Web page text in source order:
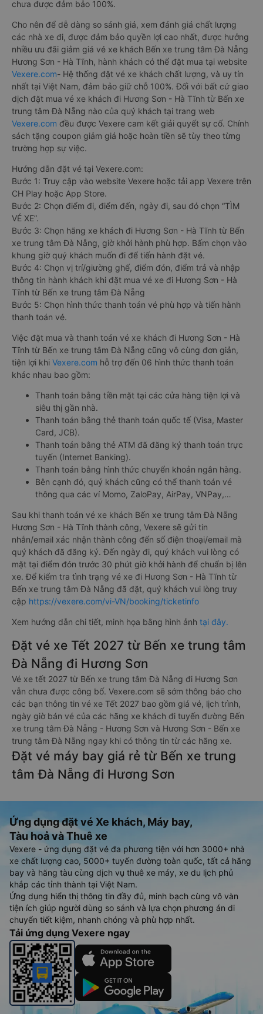
chưa được đảm bảo 100%.
Cho nên để dễ dàng so sánh giá, xem đánh giá chất lượng
các nhà xe đi, được đảm bảo quyền lợi cao nhất, được hưởng
nhiều ưu đãi giảm giá vé xe khách Bến xe trung tâm Đà Nẵng
Hương Sơn - Hà Tĩnh, hành khách có thể đặt mua tại website
Vexere.com- Hệ thống đặt vé xe khách chất lượng, và uy tín
nhất tại Việt Nam, đảm bảo giữ chỗ 100%. Đối với bất cứ giao
dịch đặt mua vé xe khách đi Hương Sơn - Hà Tĩnh từ Bến xe
trung tâm Đà Nẵng nào của quý khách tại trang web
Vexere.com đều được Vexere cam kết giải quyết sự cố. Chính
sách tặng coupon giảm giá hoặc hoàn tiền sẽ tùy theo từng
trường hợp sự việc.
Hướng dẫn đặt vé tại Vexere.com:
Bước 1: Truy cập vào website Vexere hoặc tải app Vexere trên
CH Play hoặc App Store.
Bước 2: Chọn điểm đi, điểm đến, ngày đi, sau đó chọn “TÌM
VÉ XE”.
Bước 3: Chọn hãng xe khách đi Hương Sơn - Hà Tĩnh từ Bến
xe trung tâm Đà Nẵng, giờ khởi hành phù hợp. Bấm chọn vào
khung giờ quý khách muốn đi để tiến hành đặt vé.
Bước 4: Chọn vị trí/giường ghế, điểm đón, điểm trả và nhập
thông tin hành khách khi đặt mua vé xe đi Hương Sơn - Hà
Tĩnh từ Bến xe trung tâm Đà Nẵng
Bước 5: Chọn hình thức thanh toán vé phù hợp và tiến hành
thanh toán vé.
Việc đặt mua và thanh toán vé xe khách đi Hương Sơn - Hà
Tĩnh từ Bến xe trung tâm Đà Nẵng cũng vô cùng đơn giản,
tiện lợi khi Vexere.com hỗ trợ đến 06 hình thức thanh toán
khác nhau bao gồm:
Thanh toán bằng tiền mặt tại các cửa hàng tiện lợi và
siêu thị gần nhà.
Thanh toán bằng thẻ thanh toán quốc tế (Visa, Master
Card, JCB).
Thanh toán bằng thẻ ATM đã đăng ký thanh toán trực
tuyến (Internet Banking).
Thanh toán bằng hình thức chuyển khoản ngân hàng.
Bên cạnh đó, quý khách cũng có thể thanh toán vé
thông qua các ví Momo, ZaloPay, AirPay, VNPay,…
Sau khi thanh toán vé xe khách Bến xe trung tâm Đà Nẵng
Hương Sơn - Hà Tĩnh thành công, Vexere sẽ gửi tin
nhắn/email xác nhận thành công đến số điện thoại/email mà
quý khách đã đăng ký. Đến ngày đi, quý khách vui lòng có
mặt tại điểm đón trước 30 phút giờ khởi hành để chuẩn bị lên
xe. Để kiểm tra tình trạng vé xe đi Hương Sơn - Hà Tĩnh từ
Bến xe trung tâm Đà Nẵng đã đặt, quý khách vui lòng truy
cập https://vexere.com/vi-VN/booking/ticketinfo
Xem hướng dẫn chi tiết, minh họa bằng hình ảnh tại đây.
Đặt vé xe Tết 2027 từ Bến xe trung tâm
Đà Nẵng đi Hương Sơn
Vé xe tết 2027 từ Bến xe trung tâm Đà Nẵng đi Hương Sơn
vẫn chưa được công bố. Vexere.com sẽ sớm thông báo cho
các bạn thông tin vé xe Tết 2027 bao gồm giá vé, lịch trình,
ngày giờ bán vé của các hãng xe khách đi tuyến đường Bến
xe trung tâm Đà Nẵng - Hương Sơn và Hương Sơn - Bến xe
trung tâm Đà Nẵng ngay khi có thông tin từ các hãng xe.
Đặt vé máy bay giá rẻ từ Bến xe trung
tâm Đà Nẵng đi Hương Sơn
Ứng dụng đặt vé Xe khách, Máy bay,
Tàu hoả và Thuê xe
Vexere - ứng dụng đặt vé đa phương tiện với hơn 3000+ nhà
xe chất lượng cao, 5000+ tuyến đường toàn quốc, tất cả hãng
bay và hãng tàu cùng dịch vụ thuê xe máy, xe du lịch phủ
khắp các tỉnh thành tại Việt Nam.
Ứng dụng hiển thị thông tin đầy đủ, minh bạch cùng vô vàn
tiện ích giúp người dùng so sánh và lựa chọn phương án di
chuyển tiết kiệm, nhanh chóng và phù hợp nhất.
Tải ứng dụng Vexere ngay